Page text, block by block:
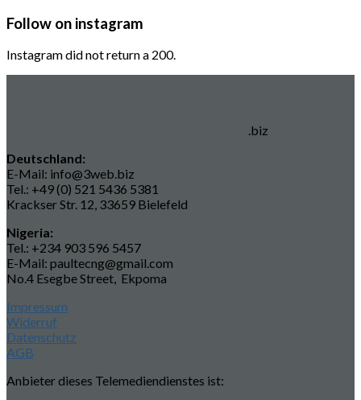
Follow on instagram
Instagram did not return a 200.
.biz
Deutschland:
E-Mail: info@3web.biz
Tel.: +49 (0) 521 5436 5381
Krackser Str. 12, 33659 Bielefeld
Nigeria:
Tel.: +234 903 596 5457
E-Mail: paultecng@gmail.com
No.4 Esegbe Street, Ekpoma
Impressum
Widerruf
Datenschutz
AGB
Anbieter dieses Telemediendienstes ist: